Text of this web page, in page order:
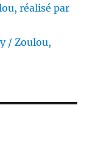
réalisé par
/ Zoulou,